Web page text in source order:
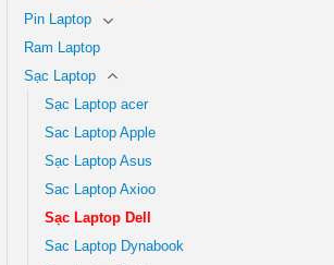
Pin Laptop
Ram Laptop
Sạc Laptop
Sạc Laptop acer
Sac Laptop Apple
Sạc Laptop Asus
Sac Laptop Axioo
Sạc Laptop Dell
Sac Laptop Dynabook